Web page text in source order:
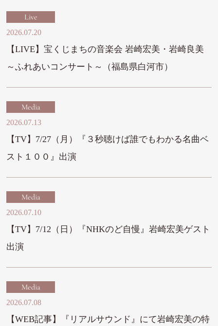
Live
2026.07.20
【LIVE】宝くじまちの音楽会 岩崎宏美・岩崎良美
～ふれあいコンサート～（福島県白河市）
Media
2026.07.13
【TV】7/27（月）『３秒聴けば誰でもわかる名曲ベ
スト１００』出演
Media
2026.07.10
【TV】7/12（日）『NHKのど自慢』岩崎宏美ゲスト
出演
Media
2026.07.08
【WEB記事】『リアルサウンド』にて岩崎宏美の特